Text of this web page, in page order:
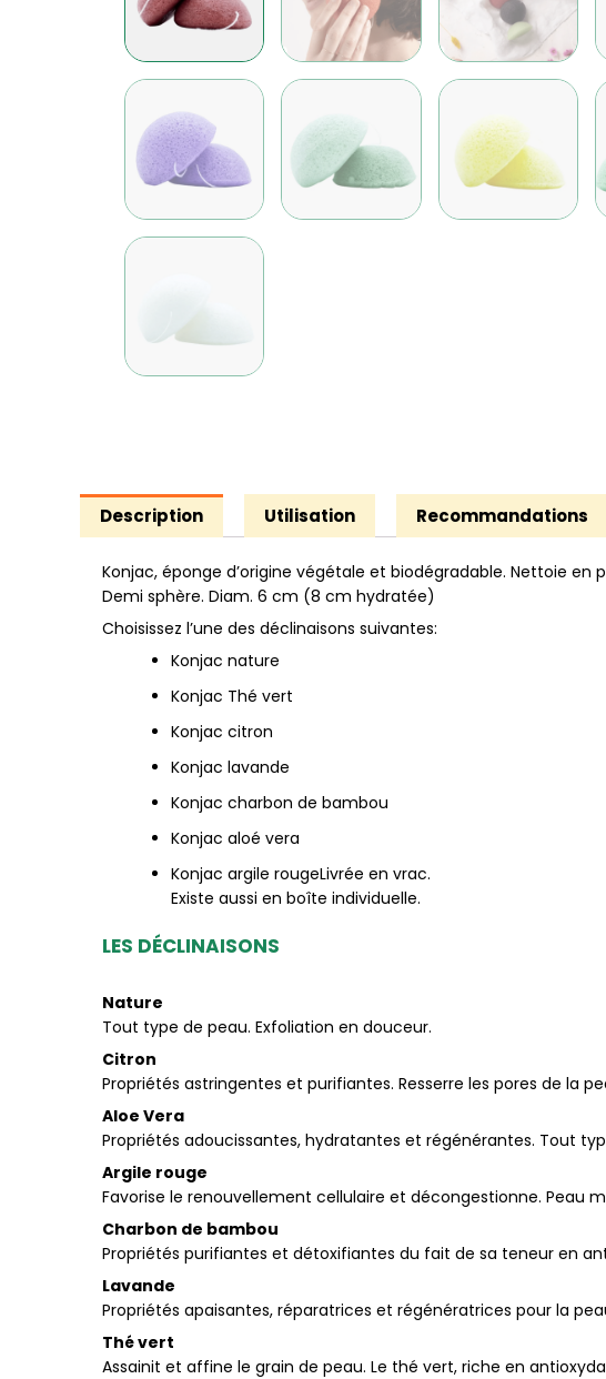
Description Utilisation Recommandations
Konjac, éponge d’origine végétale et biodégradable. Nettoie en
Demi sphère. Diam. 6 cm (8 cm hydratée)
Choisissez l’une des déclinaisons suivantes:
Konjac nature
Konjac Thé vert
Konjac citron
Konjac lavande
Konjac charbon de bambou
Konjac aloé vera
Konjac argile rougeLivrée en vrac.
Existe aussi en boîte individuelle.
LES DÉCLINAISONS
Nature
Tout type de peau. Exfoliation en douceur.
Citron
Propriétés astringentes et purifiantes. Resserre les pores de la
Aloe Vera
Propriétés adoucissantes, hydratantes et régénérantes. Tout
Argile rouge
Favorise le renouvellement cellulaire et décongestionne. Peau
Charbon de bambou
Propriétés purifiantes et détoxifiantes du fait de sa teneur en
Lavande
Propriétés apaisantes, réparatrices et régénératrices pour la
Thé vert
Assainit et affine le grain de peau. Le thé vert, riche en